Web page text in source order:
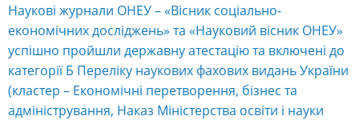
Наукові журнали ОНЕУ – «Вісник соціально-
економічних досліджень» та «Науковий вісник ОНЕУ»
успішно пройшли державну атестацію та включені до
категорії Б Переліку наукових фахових видань України
(кластер – Економічні перетворення, бізнес та
адміністрування, Наказ Міністерства освіти і науки